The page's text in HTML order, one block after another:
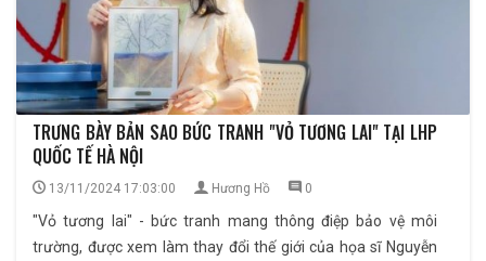
TRƯNG BÀY BẢN SAO BỨC TRANH "VỎ TƯƠNG LAI" TẠI LHP
QUỐC TẾ HÀ NỘI
13/11/2024 17:03:00 Hương Hồ 0
"Vỏ tương lai" - bức tranh mang thông điệp bảo vệ môi
trường, được xem làm thay đổi thế giới của họa sĩ Nguyễn